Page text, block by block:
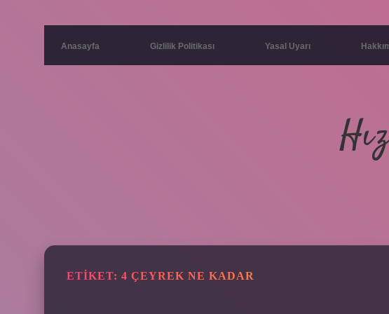
Anasayfa Gizlilik Politikası Yasal Uyarı
ETIKET: 4 ÇEYREK NE KADAR